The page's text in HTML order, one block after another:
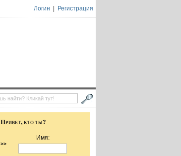
Логин Регистрация
>>
Привет, кто ты?
Имя: